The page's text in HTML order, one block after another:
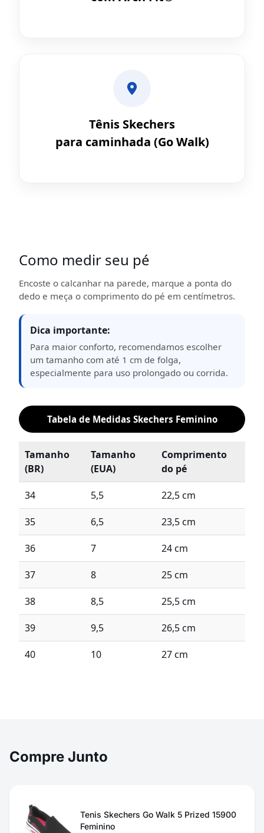
Tênis Skechers
para caminhada (Go Walk)
Como medir seu pé
Encoste o calcanhar na parede, marque a ponta do
dedo e meça o comprimento do pé em centímetros.
Dica importante:
Para maior conforto, recomendamos escolher
um tamanho com até 1 cm de folga,
especialmente para uso prolongado ou corrida.
Tabela de Medidas Skechers Feminino
Tamanho
(BR)
Tamanho
(EUA)
Comprimento
do pé
34 5,5 22,5 cm
35 6,5 23,5 cm
36 7 24 cm
37 8 25 cm
38 8,5 25,5 cm
39 9,5 26,5 cm
40 10 27 cm
Compre Junto
Tenis Skechers Go Walk 5 Prized 15900
Feminino